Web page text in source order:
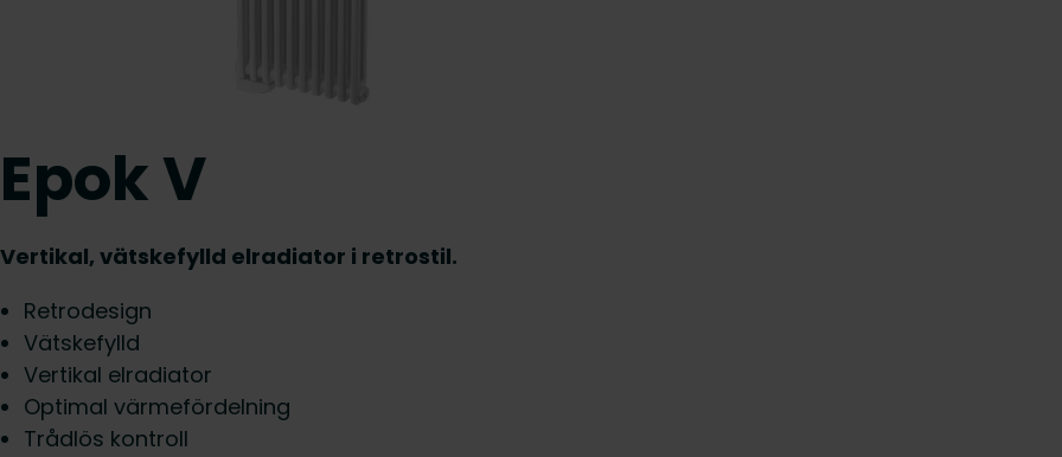
Epok V
Vertikal, vätskefylld elradiator i retrostil.
Retrodesign
Vätskefylld
Vertikal elradiator
Optimal värmefördelning
Trådlös kontroll